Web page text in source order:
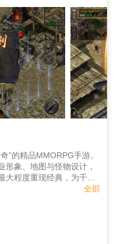
”的精品MMORPG手游。
形象、地图与怪物设计，
程度重现经典，为千万
方面，以“升级、爆装、攻
玩法。喜欢复古风传奇的
全部